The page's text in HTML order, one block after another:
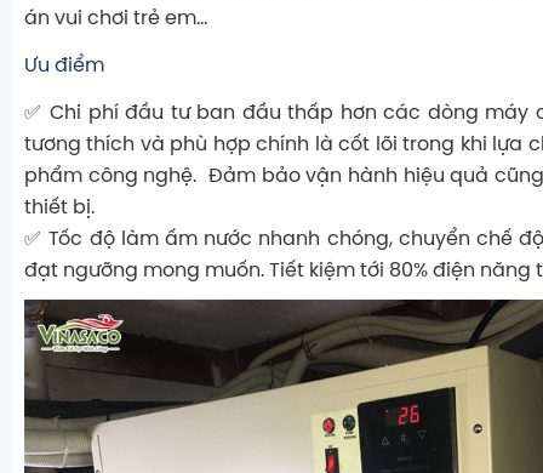
án vui chơi trẻ em…
Ưu điểm
✅ Chi phí đầu tư ban đầu thấp hơn các dòng máy
tương thích và phù hợp chính là cốt lõi trong khi lựa
phẩm công nghệ. Đảm bảo vận hành hiệu quả
thiết bị.
✅ Tốc độ làm ấm nước nhanh chóng, chuyển chế
đạt ngưỡng mong muốn. Tiết kiệm tới 80% điện năng